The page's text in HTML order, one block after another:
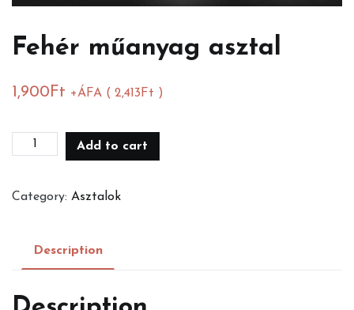
Fehér műanyag asztal
1,900 Ft +ÁFA ( 2,413 Ft )
Fehér
Add to cart
Category: Asztalok
Description